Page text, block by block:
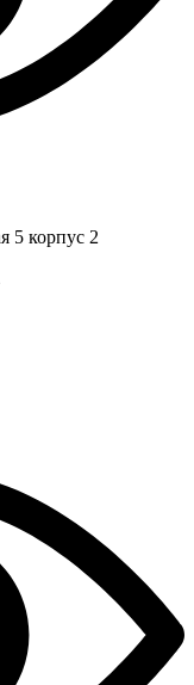
5 корпус 2